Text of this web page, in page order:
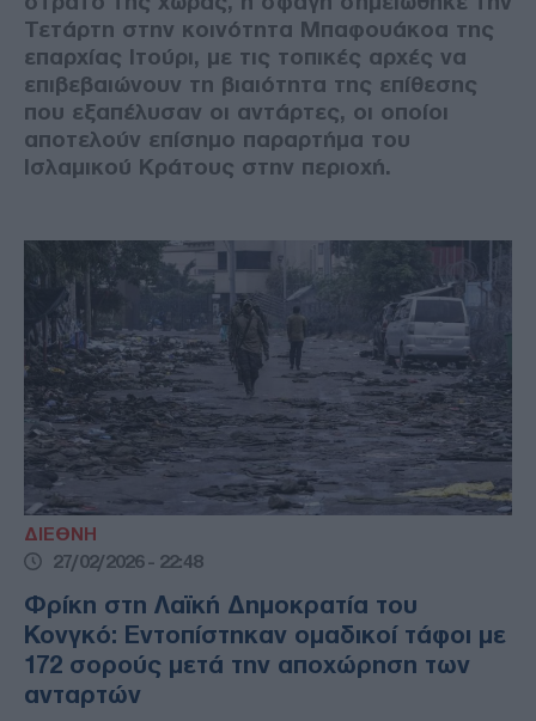
Τετάρτη στην κοινότητα Μπαφουάκοα της
επαρχίας Ιτούρι, με τις τοπικές αρχές να
επιβεβαιώνουν τη βιαιότητα της επίθεσης
που εξαπέλυσαν οι αντάρτες, οι οποίοι
αποτελούν επίσημο παραρτήμα του
Ισλαμικού Κράτους στην περιοχή.
ΔΙΕΘΝΗ
27/02/2026 - 22:48
Φρίκη στη Λαϊκή Δημοκρατία του
Κονγκό: Εντοπίστηκαν ομαδικοί τάφοι με
172 σορούς μετά την αποχώρηση των
ανταρτών